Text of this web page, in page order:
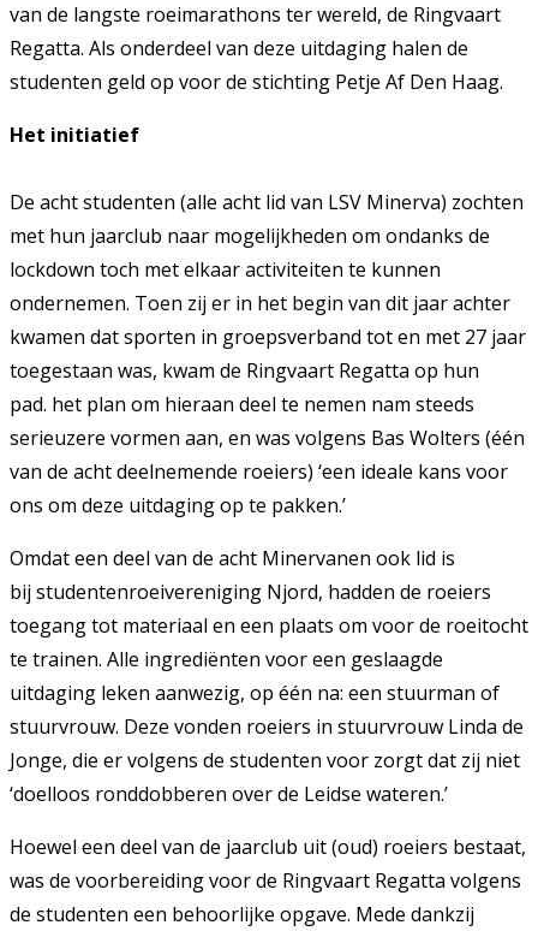
van de langste roeimarathons ter wereld, de Ringvaart
Regatta. Als onderdeel van deze uitdaging halen de
studenten geld op voor de stichting Petje Af Den Haag.
Het initiatief
De acht studenten (alle acht lid van LSV Minerva) zochten
met hun jaarclub naar mogelijkheden om ondanks de
lockdown toch met elkaar activiteiten te kunnen
ondernemen. Toen zij er in het begin van dit jaar achter
kwamen dat sporten in groepsverband tot en met 27 jaar
toegestaan was, kwam de Ringvaart Regatta op hun
pad. het plan om hieraan deel te nemen nam steeds
serieuzere vormen aan, en was volgens Bas Wolters (één
van de acht deelnemende roeiers) ‘een ideale kans voor
ons om deze uitdaging op te pakken.’
Omdat een deel van de acht Minervanen ook lid is
bij studentenroeivereniging Njord, hadden de roeiers
toegang tot materiaal en een plaats om voor de roeitocht
te trainen. Alle ingrediënten voor een geslaagde
uitdaging leken aanwezig, op één na: een stuurman of
stuurvrouw. Deze vonden roeiers in stuurvrouw Linda de
Jonge, die er volgens de studenten voor zorgt dat zij niet
‘doelloos ronddobberen over de Leidse wateren.’
Hoewel een deel van de jaarclub uit (oud) roeiers bestaat,
was de voorbereiding voor de Ringvaart Regatta volgens
de studenten een behoorlijke opgave. Mede dankzij